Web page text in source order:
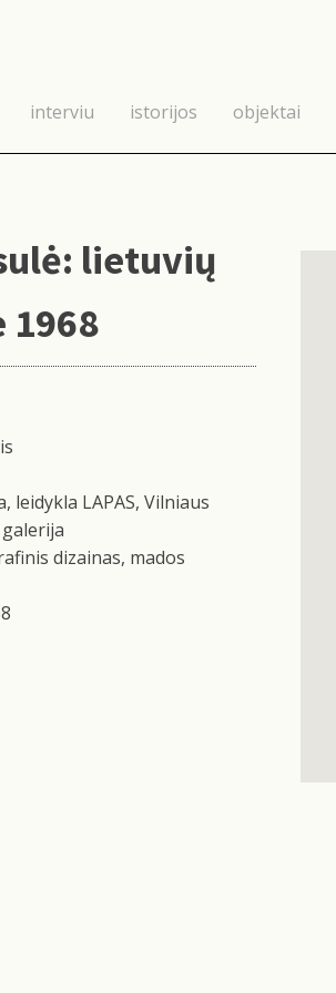
interviu istorijos objektai
lietuvių
1968
LAPAS, Vilniaus
dizainas, mados